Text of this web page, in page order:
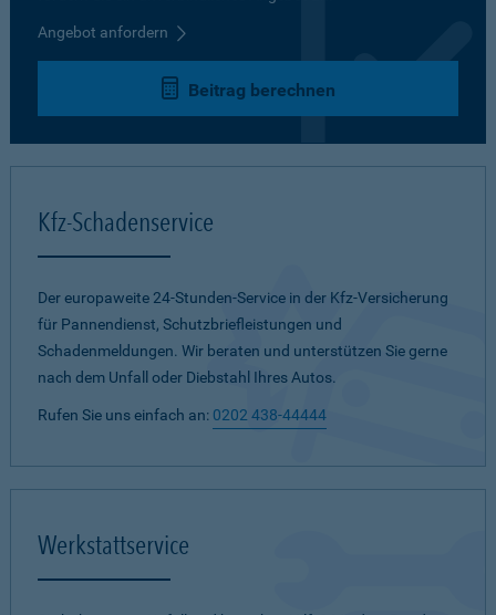
Angebot anfordern
Beitrag berechnen
Kfz-Schadenservice
Der europaweite 24-Stunden-Service in der Kfz-Versicherung
für Pannendienst, Schutzbriefleistungen und
Schadenmeldungen. Wir beraten und unterstützen Sie gerne
nach dem Unfall oder Diebstahl Ihres Autos.
Rufen Sie uns einfach an: 0202 438-44444
Werkstattservice